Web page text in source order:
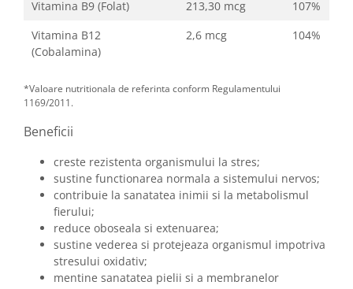
Vitamina B9 (Folat) 213,30 mcg
107%
Vitamina B12
(Cobalamina)
2,6 mcg 104%
*Valoare nutritionala de referinta conform Regulamentului
1169/2011.
Beneficii
creste rezistenta organismului la stres;
sustine functionarea normala a sistemului nervos;
contribuie la sanatatea inimii si la metabolismul
fierului;
reduce oboseala si extenuarea;
sustine vederea si protejeaza organismul impotriva
stresului oxidativ;
mentine sanatatea pielii si a membranelor